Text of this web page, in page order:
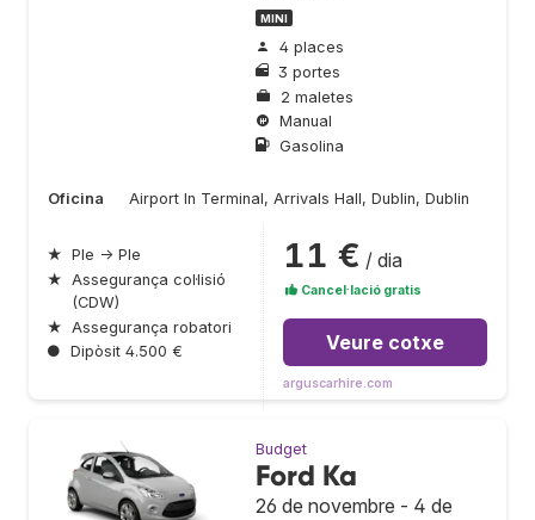
MINI
4 places
3 portes
2 maletes
Manual
Gasolina
Oficina Airport In Terminal, Arrivals Hall, Dublin, Dublin
★ Ple → Ple
★ Assegurança col·lisió
(CDW)
★ Assegurança robatori
● Dipòsit 4.500 €
11 € / dia
Cancel·lació gratis
Veure cotxe
arguscarhire.com
Budget
Ford Ka
26 de novembre - 4 de